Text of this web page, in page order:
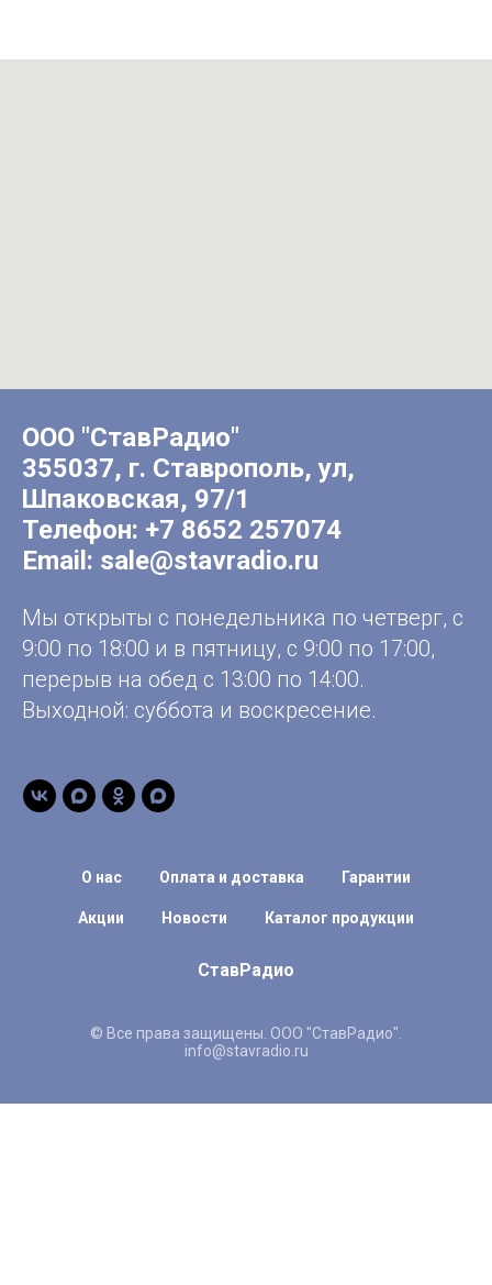
ООО "СтавРадио"
355037, г. Ставрополь, ул,
Шпаковская, 97/1
Телефон: +7 8652 257074
Email: sale@stavradio.ru
Мы открыты с понедельника по четверг, с
9:00 по 18:00 и в пятницу, с 9:00 по 17:00,
перерыв на обед с 13:00 по 14:00.
Выходной: суббота и воскресение.
О нас Оплата и доставка Гарантии
Акции Новости Каталог продукции
СтавРадио
© Все права защищены. ООО "СтавРадио".
info@stavradio.ru